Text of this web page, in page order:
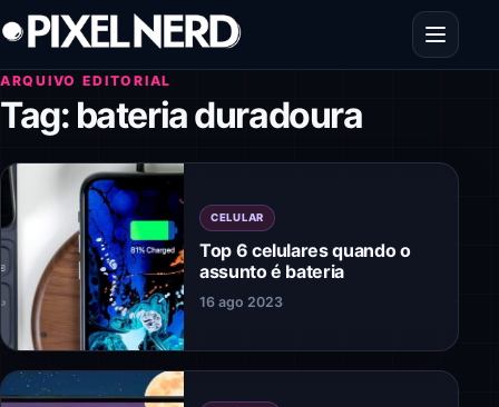
Pular para o conteúdo
Abrir
ARQUIVO EDITORIAL
Tag: bateria duradoura
CELULAR
Top 6 celulares quando o
assunto é bateria
16 ago 2023